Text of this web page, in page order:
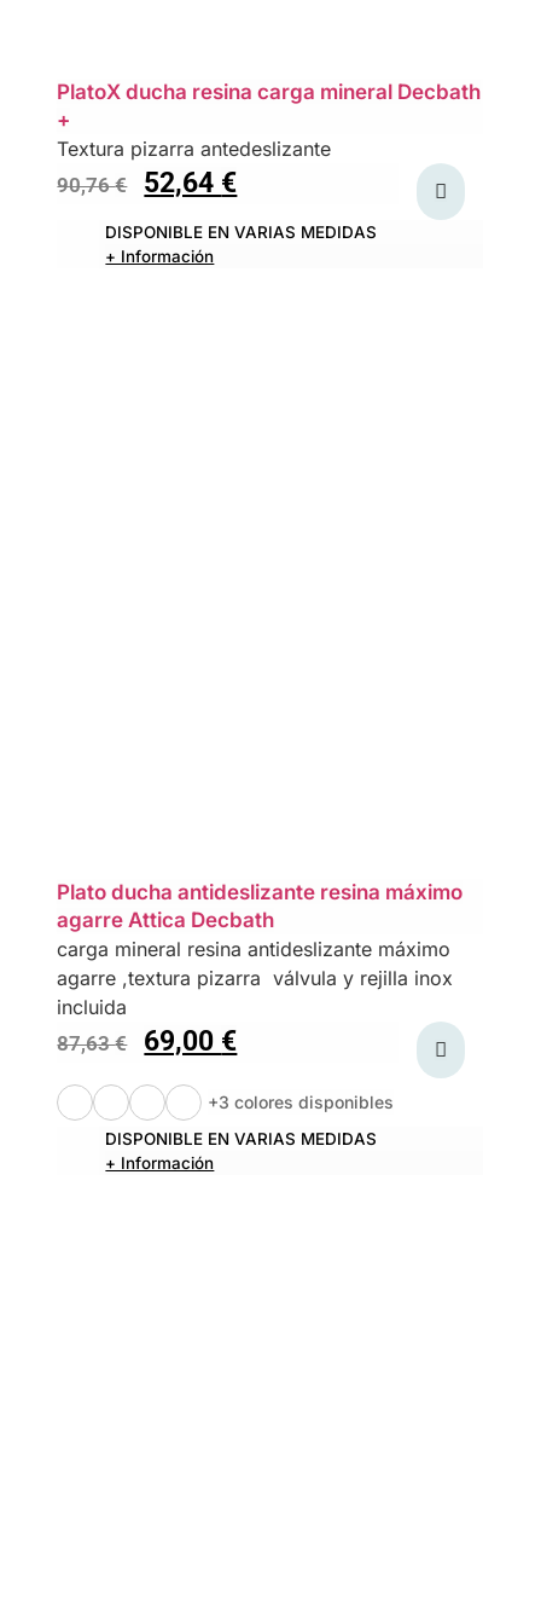
PlatoX ducha resina carga mineral Decbath
+
Textura pizarra antedeslizante
90,76€ 52,64 €
DISPONIBLE EN VARIAS MEDIDAS
+ Información
Plato ducha antideslizante resina máximo
agarre Attica Decbath
carga mineral resina antideslizante máximo
agarre ,textura pizarra válvula y rejilla inox
incluida
87,63€ 69,00 €
+3 colores disponibles
DISPONIBLE EN VARIAS MEDIDAS
+ Información